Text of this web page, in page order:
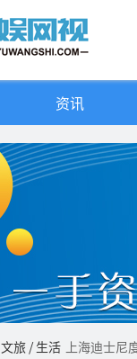
资讯
文旅 / 生活 上海迪士尼